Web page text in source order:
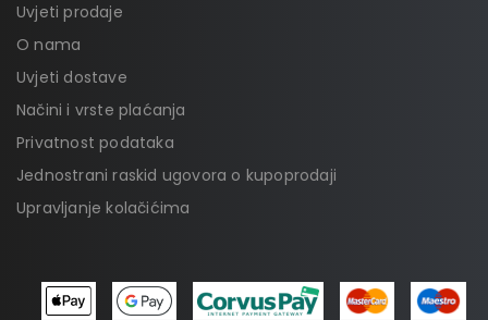
Uvjeti prodaje
O nama
Uvjeti dostave
Načini i vrste plaćanja
Privatnost podataka
Jednostrani raskid ugovora o kupoprodaji
Upravljanje kolačićima